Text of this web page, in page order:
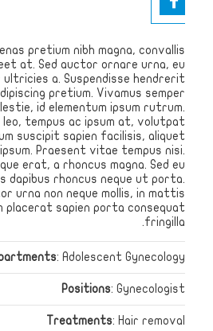
pretium nibh magna, convallis
at. Sed auctor ornare urna, eu
a. Suspendisse hendrerit
pretium. Vivamus semper
id elementum ipsum rutrum.
leo, tempus ac ipsum at, volutpat
suscipit sapien facilisis, aliquet
Praesent vitae tempus nisi.
erat, a rhoncus magna. Sed eu
dapibus rhoncus neque ut porta.
urna non neque mollis, in mattis
placerat sapien porta consequat
fringilla.
: Adolescent Gynecology
Positions: Gynecologist
Treatments: Hair removal